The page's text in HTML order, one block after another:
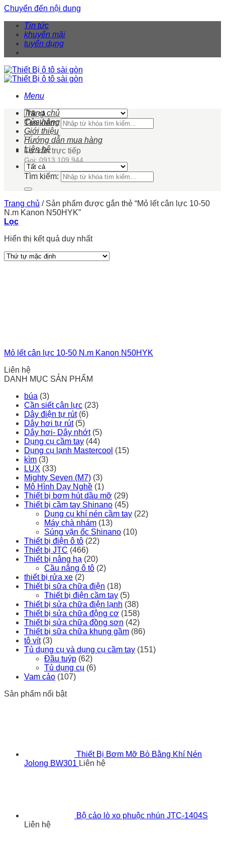
Chuyển đến nội dung
Tin tức
khuyến mãi
tuyển dụng
Menu
Tìm kiếm:
Tư vấn trực tiếp
Gọi: 0913 109 944
Trang chủ
Cửa hàng
Giới thiệu
Hướng dẫn mua hàng
Liên hệ
Tìm kiếm:
Trang chủ /Sản phẩm được gắn thẻ “Mỏ lết cân lực 10-50
N.m Kanon N50HYK”
Lọc
Hiển thị kết quả duy nhất
Mỏ lết cân lực 10-50 N.m Kanon N50HYK
Liên hệ
DANH MỤC SẢN PHẨM
búa (3)
Cần siết cân lực (23)
Dây điện tự rút (6)
Dây hơi tự rút (5)
Dây hơi- Dây nhớt (5)
Dụng cụ cầm tay (44)
Dụng cụ lạnh Mastercool (15)
kìm (3)
LUX (33)
Mighty Seven (M7) (3)
Mô Hình Dạy Nghề (1)
Thiết bị bơm hút dầu mỡ (29)
Thiết bị cầm tay Shinano (45)
Dụng cụ khí nén cầm tay (22)
Máy chà nhám (13)
Súng vặn ốc Shinano (10)
Thiết bị điện ô tô (22)
Thiết bị JTC (466)
Thiết bị nâng hạ (20)
Cầu nâng ô tô (2)
thiết bị rửa xe (2)
Thiết bị sữa chữa điện (18)
Thiết bị điện cầm tay (5)
Thiết bị sửa chữa điện lạnh (38)
Thiết bị sửa chữa động cơ (158)
Thiết bị sửa chữa đồng sơn (42)
Thiết bị sữa chữa khung gầm (86)
tô vít (3)
Tủ dụng cụ và dụng cụ cầm tay (151)
Đầu tuýp (62)
Tủ dụng cụ (6)
Vam cảo (107)
Sản phẩm nổi bật
Thiết Bị Bơm Mỡ Bò Bằng Khí Nén
Jolong BW301 Liên hệ
Bộ cảo lò xo phuộc nhún JTC-1404S
Liên hệ